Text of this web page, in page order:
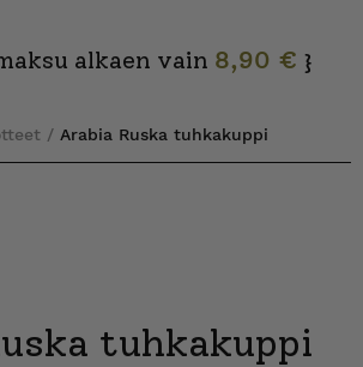
alkaen vain 8,90 € }
/ Arabia Ruska tuhkakuppi
tuhkakuppi